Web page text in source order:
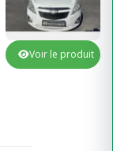
Voir le produit